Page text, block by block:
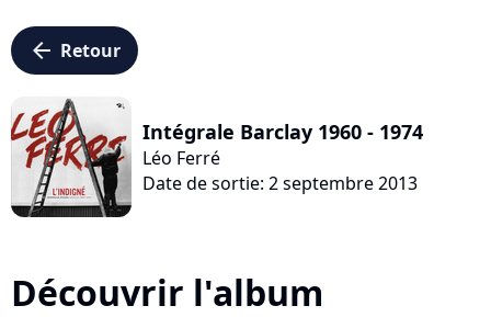
arrow_left Retour
Intégrale Barclay 1960 - 1974
Léo Ferré
Date de sortie: 2 septembre 2013
Découvrir l'album